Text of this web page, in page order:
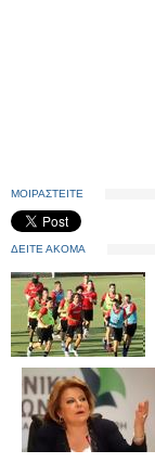
ΜΟΙΡΑΣΤΕΙΤΕ
ΔΕΙΤΕ ΑΚΟΜΑ